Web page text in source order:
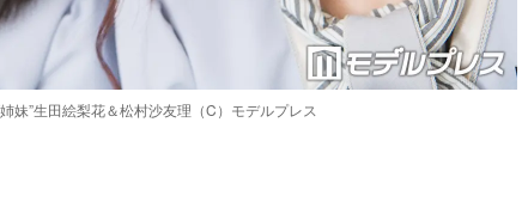
妹”生田絵梨花＆松村沙友理（C）モデルプレス